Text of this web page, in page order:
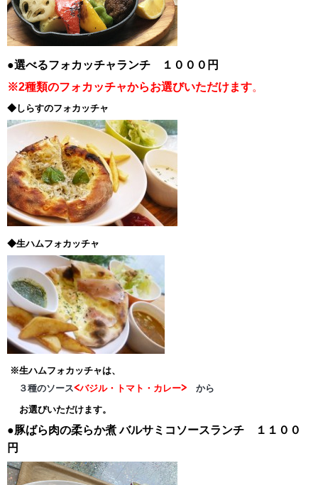
●選べるフォカッチャランチ １０００円
※2種類のフォカッチャからお選びいただけます。
◆しらすのフォカッチャ
◆生ハムフォカッチャ
※生ハムフォカッチャは、
３種のソース<バジル・トマト・カレー> から
お選びいただけます。
●豚ばら肉の柔らか煮バルサミコソースランチ １１００
円